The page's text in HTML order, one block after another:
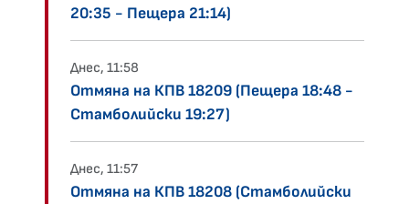
20:35 - Пещера 21:14)
Днес, 11:58
Отмяна на КПВ 18209 (Пещера 18:48 -
Стамболийски 19:27)
Днес, 11:57
Отмяна на КПВ 18208 (Стамболийски